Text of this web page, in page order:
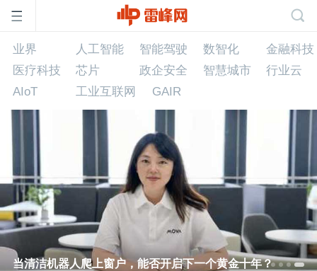
首
峰
业界 人工智能 智能驾驶 数智化
金融科技
医疗科技
芯片 政企安全 智慧城市
行业云
AIoT
工业互联网 GAIR
人工智能 数智化
当清洁机器人爬上窗户，能否开启下一个黄金十年？